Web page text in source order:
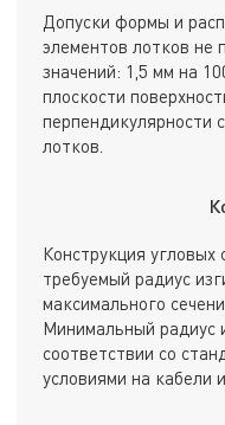
Допуски формы и
элементов лотков
значений: 1,5 мм на
плоскости
перпендикулярности
лотков.
Конструкция угловых
требуемый радиус
максимального
Минимальный радиус
соответствии со
условиями на кабели